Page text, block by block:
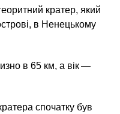
кратер, який
в Ненецькому
в 65 км, а вік —
спочатку був